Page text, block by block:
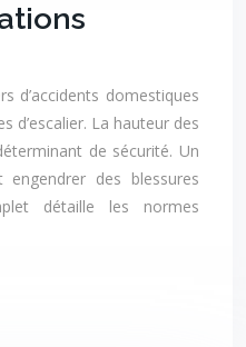
d’accidents domestiques
d’escalier. La hauteur des
de sécurité. Un
des blessures
détaille les normes